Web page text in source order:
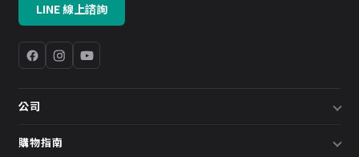
LINE 線上諮詢
公司
關於我們
購物指南